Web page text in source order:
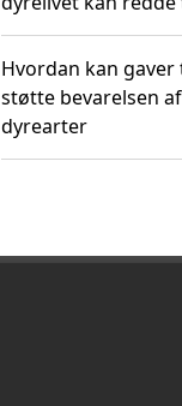
Hvordan kan
støtte bevarelsen
dyrearter